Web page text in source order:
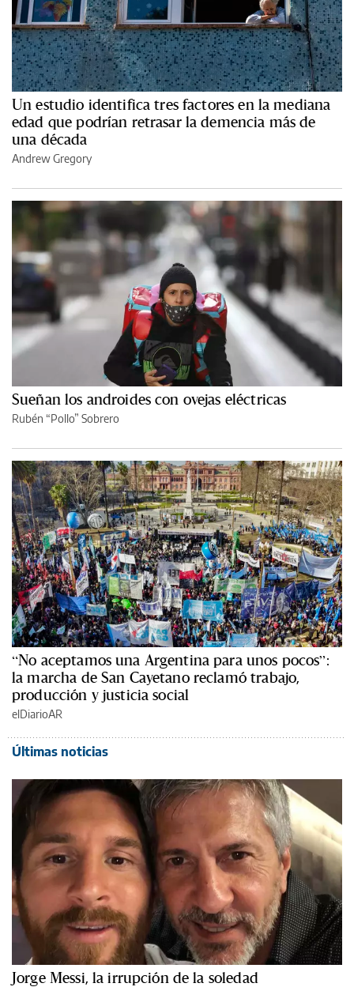
Un estudio identifica tres factores en la mediana
edad que podrían retrasar la demencia más de
una década
Andrew Gregory
Sueñan los androides con ovejas eléctricas
Rubén “Pollo” Sobrero
“No aceptamos una Argentina para unos pocos”:
la marcha de San Cayetano reclamó trabajo,
producción y justicia social
elDiarioAR
Últimas noticias
Jorge Messi, la irrupción de la soledad